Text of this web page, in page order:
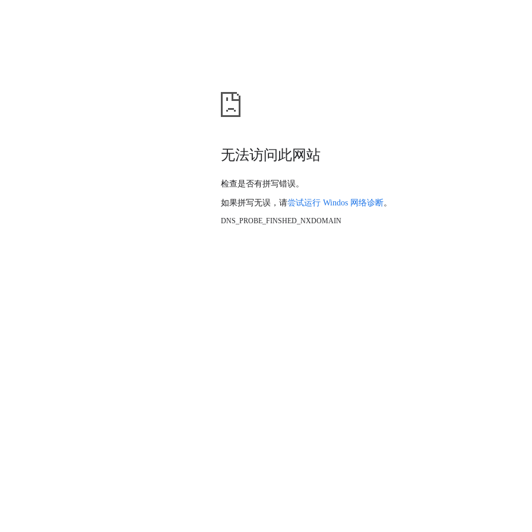
无法访问此网站
检查是否有拼写错误。
如果拼写无误，请尝试运行 Windos 网络诊断。
DNS_PROBE_FINSHED_NXDOMAIN